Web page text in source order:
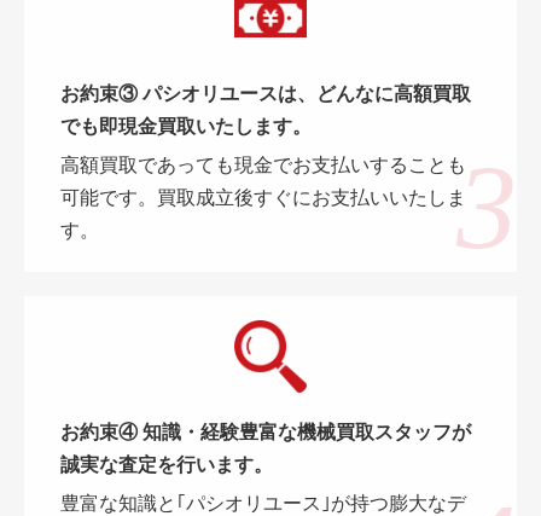
お約束③ パシオリユースは、どんなに高額買取
でも即現金買取いたします。
高額買取であっても現金でお支払いすることも
可能です。買取成立後すぐにお支払いいたしま
す。
お約束④ 知識・経験豊富な機械買取スタッフが
誠実な査定を行います。
豊富な知識と｢パシオリユース｣が持つ膨大なデ